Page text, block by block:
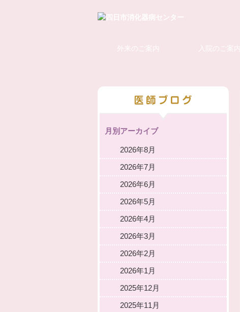
外来のご案内 入院のご案内
月別アーカイブ
2026年8月
2026年7月
2026年6月
2026年5月
2026年4月
2026年3月
2026年2月
2026年1月
2025年12月
2025年11月